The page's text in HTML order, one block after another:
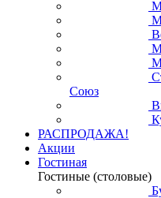
Союз
РАСПРОДАЖА!
Акции
Гостиная
Гостиные (столовые)